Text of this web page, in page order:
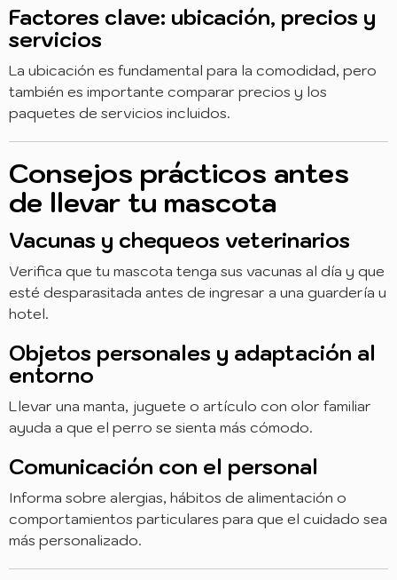
Factores clave: ubicación, precios y
servicios
La ubicación es fundamental para la comodidad, pero
también es importante comparar precios y los
paquetes de servicios incluidos.
Consejos prácticos antes
de llevar tu mascota
Vacunas y chequeos veterinarios
Verifica que tu mascota tenga sus vacunas al día y que
esté desparasitada antes de ingresar a una guardería u
hotel.
Objetos personales y adaptación al
entorno
Llevar una manta, juguete o artículo con olor familiar
ayuda a que el perro se sienta más cómodo.
Comunicación con el personal
Informa sobre alergias, hábitos de alimentación o
comportamientos particulares para que el cuidado sea
más personalizado.